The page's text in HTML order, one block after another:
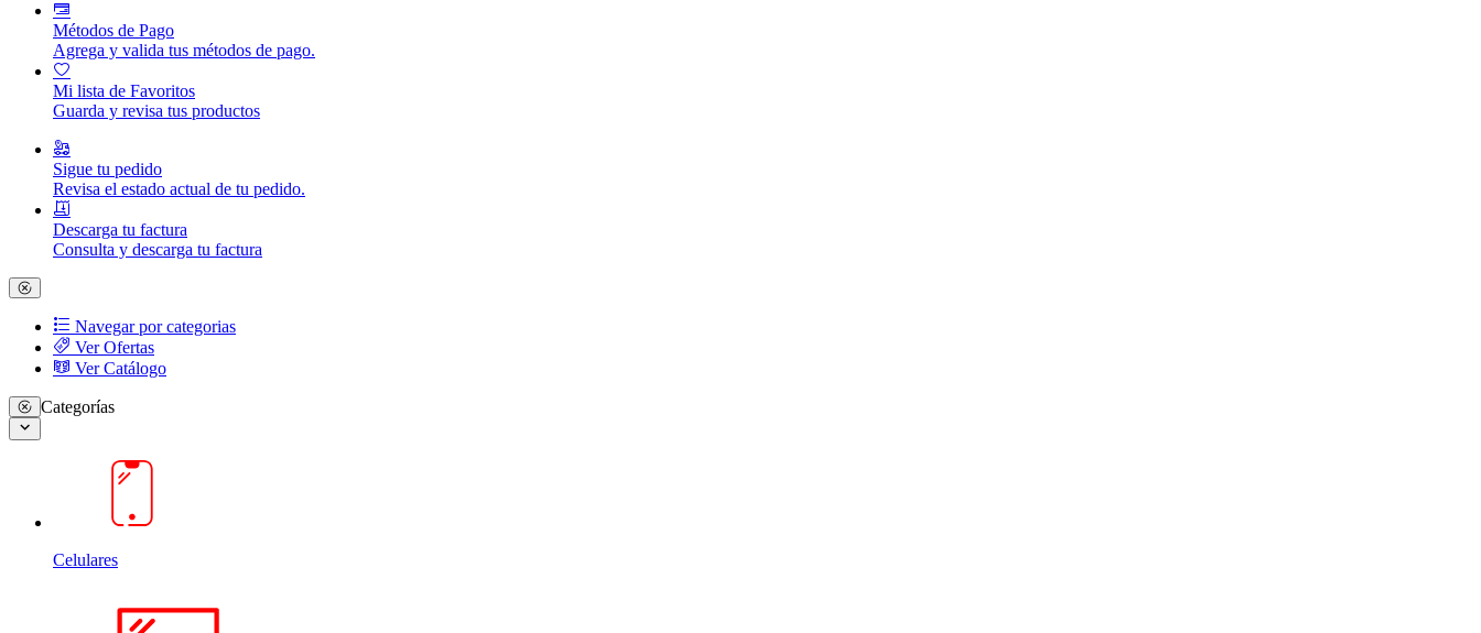
Métodos de Pago
Agrega y valida tus métodos de pago.
Mi lista de Favoritos
Guarda y revisa tus productos
Sigue tu pedido
Revisa el estado actual de tu pedido.
Descarga tu factura
Consulta y descarga tu factura
Navegar por categorias
Ver Ofertas
Ver Catálogo
Categorías
Celulares